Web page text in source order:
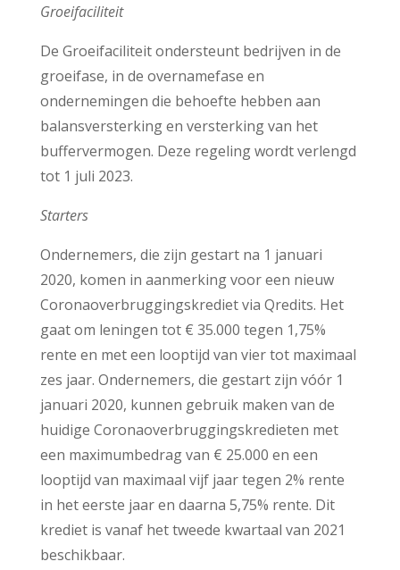
Groeifaciliteit
De Groeifaciliteit ondersteunt bedrijven in de
groeifase, in de overnamefase en
ondernemingen die behoefte hebben aan
balansversterking en versterking van het
buffervermogen. Deze regeling wordt verlengd
tot 1 juli 2023.
Starters
Ondernemers, die zijn gestart na 1 januari
2020, komen in aanmerking voor een nieuw
Coronaoverbruggingskrediet via Qredits. Het
gaat om leningen tot € 35.000 tegen 1,75%
rente en met een looptijd van vier tot maximaal
zes jaar. Ondernemers, die gestart zijn vóór 1
januari 2020, kunnen gebruik maken van de
huidige Coronaoverbruggingskredieten met
een maximumbedrag van € 25.000 en een
looptijd van maximaal vijf jaar tegen 2% rente
in het eerste jaar en daarna 5,75% rente. Dit
krediet is vanaf het tweede kwartaal van 2021
beschikbaar.